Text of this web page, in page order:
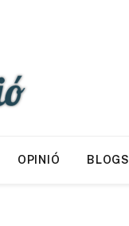
OPINIÓ BLOGS